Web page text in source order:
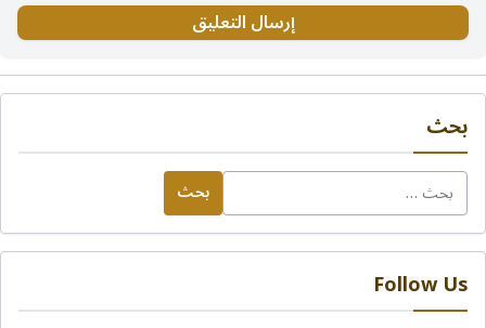
بحث
البحث
عن:
Follow Us